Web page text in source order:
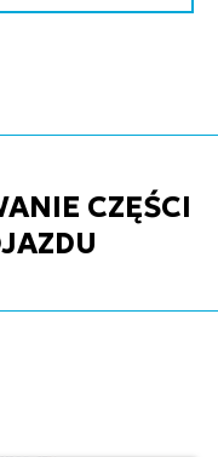
CZĘŚCI